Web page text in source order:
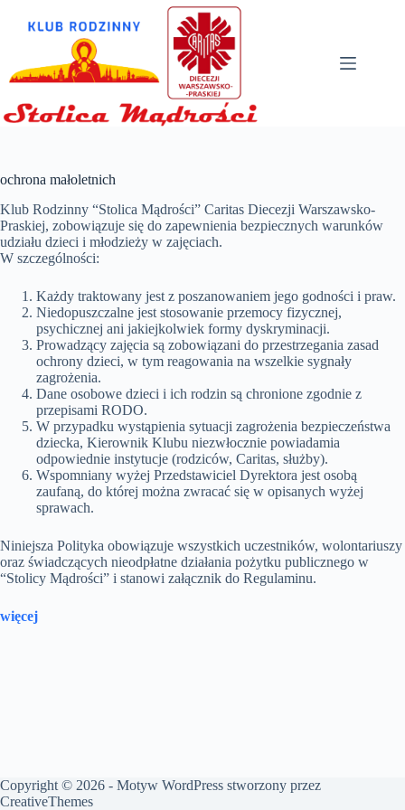
ochrona małoletnich
Klub Rodzinny “Stolica Mądrości” Caritas Diecezji Warszawsko-
Praskiej, zobowiązuje się do zapewnienia bezpiecznych warunków
udziału dzieci i młodzieży w zajęciach.
W szczególności:
Każdy traktowany jest z poszanowaniem jego godności i praw.
Niedopuszczalne jest stosowanie przemocy fizycznej,
psychicznej ani jakiejkolwiek formy dyskryminacji.
Prowadzący zajęcia są zobowiązani do przestrzegania zasad
ochrony dzieci, w tym reagowania na wszelkie sygnały
zagrożenia.
Dane osobowe dzieci i ich rodzin są chronione zgodnie z
przepisami RODO.
W przypadku wystąpienia sytuacji zagrożenia bezpieczeństwa
dziecka, Kierownik Klubu niezwłocznie powiadamia
odpowiednie instytucje (rodziców, Caritas, służby).
Wspomniany wyżej Przedstawiciel Dyrektora jest osobą
zaufaną, do której można zwracać się w opisanych wyżej
sprawach.
Niniejsza Polityka obowiązuje wszystkich uczestników, wolontariuszy
oraz świadczących nieodpłatne działania pożytku publicznego w
“Stolicy Mądrości” i stanowi załącznik do Regulaminu.
więcej
Copyright © 2026 - Motyw WordPress stworzony przez
CreativeThemes